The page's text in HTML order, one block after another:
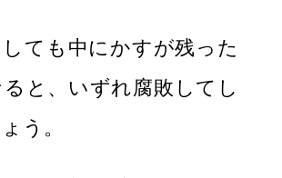
ても中にかすが残った
と、いずれ腐敗してし
う。